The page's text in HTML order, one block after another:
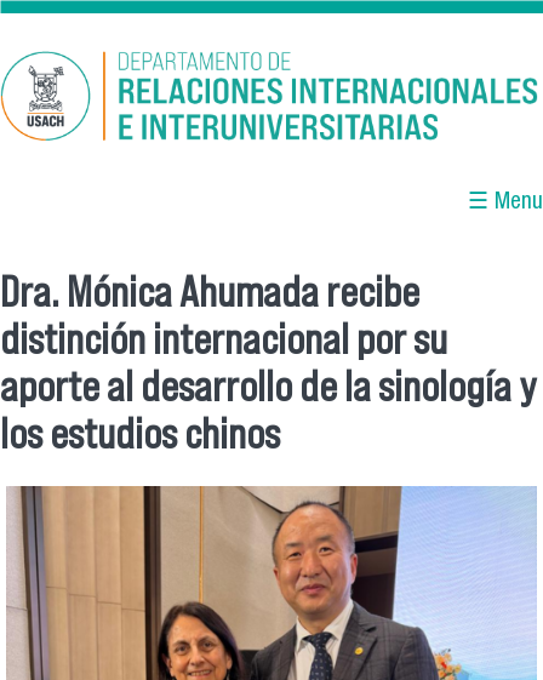
Pasar al contenido principal
☰ Menu
Se encuentra usted aquí
Dra. Mónica Ahumada recibe
distinción internacional por su
aporte al desarrollo de la sinología y
los estudios chinos